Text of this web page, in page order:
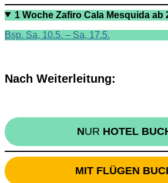
1 Woche Zafiro Cala Mesquida ab
Bsp. Sa, 10.5. – Sa, 17.5.
Nach Weiterleitung:
NUR HOTEL
MIT FLÜGEN